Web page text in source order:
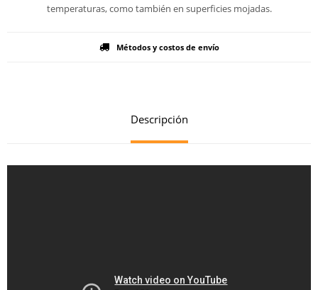
temperaturas, como también en superficies mojadas.
Métodos y costos de envío
Descripción